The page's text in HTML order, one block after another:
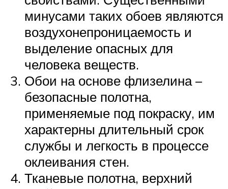
минусами таких обоев являются
воздухонепроницаемость и
выделение опасных для
человека веществ.
Обои на основе флизелина –
безопасные полотна,
применяемые под покраску, им
характерны длительный срок
службы и легкость в процессе
оклеивания стен.
Тканевые полотна, верхний